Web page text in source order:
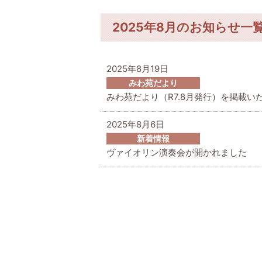
2025年8月のお知らせ一
2025年8月19日
みわ苑だより
みわ苑だより（R7.8月発行）を掲載い
2025年8月6日
新着情報
ヴァイオリン演奏会が開かれました